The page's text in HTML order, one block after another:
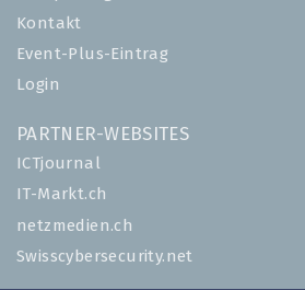
Kontakt
Event-Plus-Eintrag
Login
PARTNER-WEBSITES
ICTjournal
IT-Markt.ch
netzmedien.ch
Swisscybersecurity.net